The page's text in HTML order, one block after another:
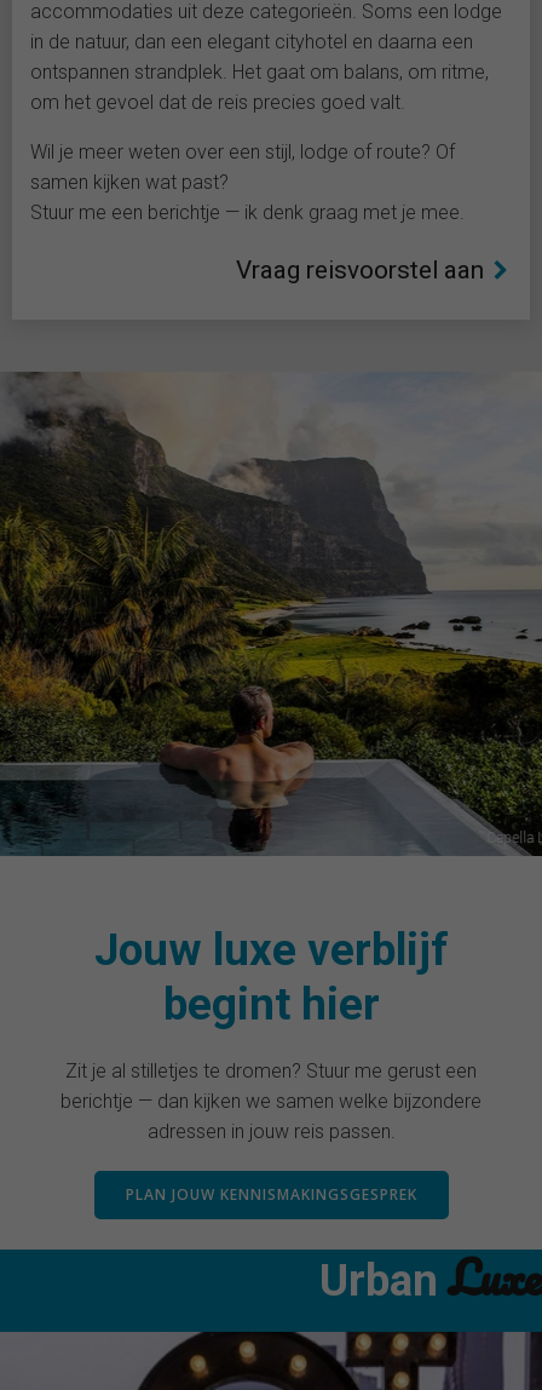
accommodaties uit deze categorieën. Soms een lodge
in de natuur, dan een elegant cityhotel en daarna een
ontspannen strandplek. Het gaat om balans, om ritme,
om het gevoel dat de reis precies goed valt.
Wil je meer weten over een stijl, lodge of route? Of
samen kijken wat past?
Stuur me een berichtje — ik denk graag met je mee.
Vraag reisvoorstel aan
Jouw luxe verblijf
begint hier
Zit je al stilletjes te dromen? Stuur me gerust een
berichtje — dan kijken we samen welke bijzondere
adressen in jouw reis passen.
PLAN JOUW KENNISMAKINGSGESPREK
UrbanLuxe